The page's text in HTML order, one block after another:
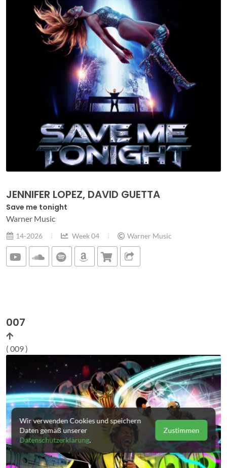
JENNIFER LOPEZ, DAVID GUETTA
Save me tonight
Warner Music
14-2026 Week 04 Warner Music
007
( 009 )
Wir verwenden Cookies und speichern
Daten gemäß unserer
Datenschutzerklärung.
Zustimmen